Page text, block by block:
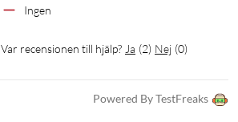
Ingen
Var recensionen till hjälp? Ja (2) Nej (0)
Powered By TestFreaks